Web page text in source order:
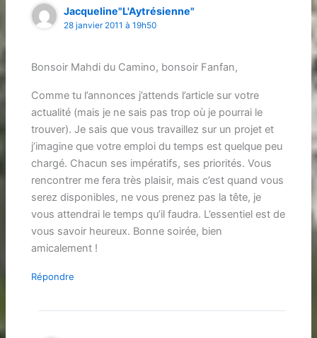
Jacqueline"L'Aytrésienne"
28 janvier 2011 à 19h50
Bonsoir Mahdi du Camino, bonsoir Fanfan,
Comme tu l’annonces j’attends l’article sur votre
actualité (mais je ne sais pas trop où je pourrai le
trouver). Je sais que vous travaillez sur un projet et
j’imagine que votre emploi du temps est quelque peu
chargé. Chacun ses impératifs, ses priorités. Vous
rencontrer me fera très plaisir, mais c’est quand vous
serez disponibles, ne vous prenez pas la tête, je
vous attendrai le temps qu’il faudra. L’essentiel est de
vous savoir heureux. Bonne soirée, bien
amicalement !
Répondre